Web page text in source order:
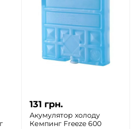
131 грн.
Акумулятор холоду
Кемпинг Freeze 600